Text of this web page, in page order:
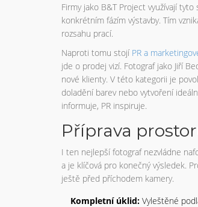
Firmy jako B&T Project využívají
konkrétním fázím výstavby. Tím
rozsahu prací.
Naproti tomu stojí PR a
jde o prodej vizí. Fotograf jako Jiří
nové klienty. V této kategorii je
doladění barev nebo vytvoření
informuje, PR inspiruje.
Příprava
I ten nejlepší fotograf nezvládne
a je klíčová pro konečný výsledek.
ještě před příchodem kamery.
Kompletní úklid: Vyleštěné